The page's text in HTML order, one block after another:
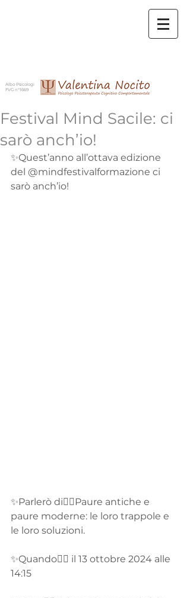
Albo Psicologi
FVG n°1669
Festival Mind Sacile: ci
sarò anch’io!
✨Quest’anno all’ottava edizione
del @mindfestivalformazione ci
sarò anch’io!
✨Parlerò di👉🏻Paure antiche e
paure moderne: le loro trappole e
le loro soluzioni.
✨Quando👉🏻 il 13 ottobre 2024 alle
14:15